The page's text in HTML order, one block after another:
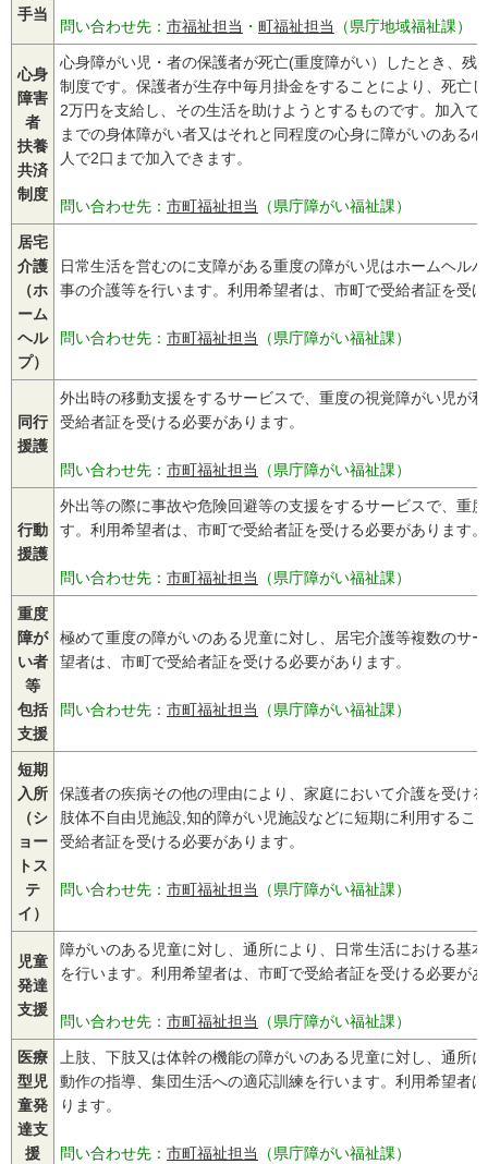
手当
問い合わせ先： 市福祉担当 ・ 町福祉担当 （県庁地域福祉課）
心身
障害
者
扶養
共済
制度
心身障がい児・者の保護者が死亡(重度障がい）したとき、残
制度です。保護者が生存中毎月掛金をすることにより、死亡
2万円を支給し、その生活を助けようとするものです。加入
までの身体障がい者又はそれと同程度の心身に障がいのある
人で2口まで加入できます。
問い合わせ先： 市町福祉担当 （県庁障がい福祉課）
居宅
介護
（ホ
ーム
ヘル
プ）
日常生活を営むのに支障がある重度の障がい児はホームヘル
事の介護等を行います。利用希望者は、市町で受給者証を受
問い合わせ先： 市町福祉担当 （県庁障がい福祉課）
同行
援護
外出時の移動支援をするサービスで、重度の視覚障がい児が
受給者証を受ける必要があります。
問い合わせ先： 市町福祉担当 （県庁障がい福祉課）
行動
援護
外出等の際に事故や危険回避等の支援をするサービスで、重
す。利用希望者は、市町で受給者証を受ける必要があります。
問い合わせ先： 市町福祉担当 （県庁障がい福祉課）
重度
障が
い者
等
包括
支援
極めて重度の障がいのある児童に対し、居宅介護等複数のサ
望者は、市町で受給者証を受ける必要があります。
問い合わせ先： 市町福祉担当 （県庁障がい福祉課）
短期
入所
（シ
ョー
トス
テ
イ）
保護者の疾病その他の理由により、家庭において介護を受け
肢体不自由児施設,知的障がい児施設などに短期に利用するこ
受給者証を受ける必要があります。
問い合わせ先： 市町福祉担当 （県庁障がい福祉課）
児童
発達
支援
障がいのある児童に対し、通所により、日常生活における基
を行います。利用希望者は、市町で受給者証を受ける必要が
問い合わせ先： 市町福祉担当 （県庁障がい福祉課）
医療
型児
童発
達支
援
上肢、下肢又は体幹の機能の障がいのある児童に対し、通所
動作の指導、集団生活への適応訓練を行います。利用希望者
ります。
問い合わせ先： 市町福祉担当 （県庁障がい福祉課）